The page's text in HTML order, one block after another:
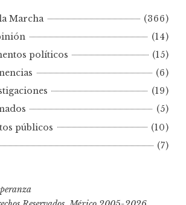
Marcha
(366)
(14)
políticos
(15)
(6)
(19)
(5)
públicos
(10)
(7)